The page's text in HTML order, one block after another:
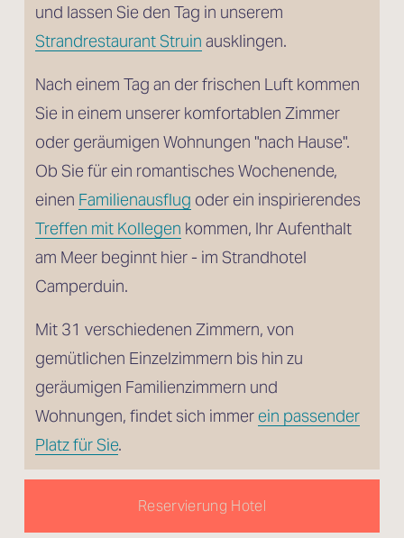
Strandrestaurant Struin ausklingen.
Nach einem Tag an der frischen Luft kommen
Sie in einem unserer komfortablen Zimmer
oder geräumigen Wohnungen "nach Hause".
Ob Sie für ein romantisches Wochenende,
einen Familienausflug
Treffen mit Kollegen kommen, Ihr Aufenthalt
am Meer beginnt hier - im Strandhotel
Camperduin.
Mit 31 verschiedenen Zimmern, von
gemütlichen Einzelzimmern bis hin zu
geräumigen Familienzimmern und
Wohnungen, findet sich immer ein passender
Platz für Sie.
Reservierung Hotel